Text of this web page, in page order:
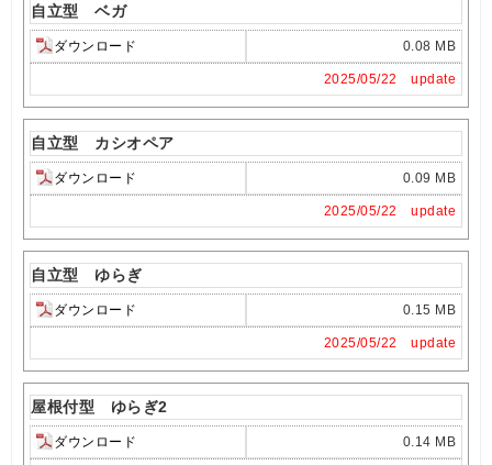
自立型 ベガ
ダウンロード 0.08 MB
2025/05/22 update
自立型 カシオペア
ダウンロード 0.09 MB
2025/05/22 update
自立型 ゆらぎ
ダウンロード 0.15 MB
2025/05/22 update
屋根付型 ゆらぎ2
ダウンロード 0.14 MB